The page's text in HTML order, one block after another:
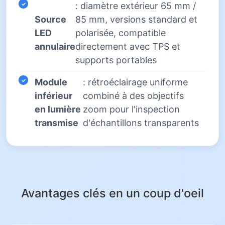
Source
LED
annulaire
: diamètre extérieur 65 mm /
85 mm, versions standard et
polarisée, compatible
directement avec TPS et
supports portables
Module
inférieur
en lumière
transmise
: rétroéclairage uniforme
combiné à des objectifs
zoom pour l'inspection
d'échantillons transparents
Avantages clés en un coup d'oeil